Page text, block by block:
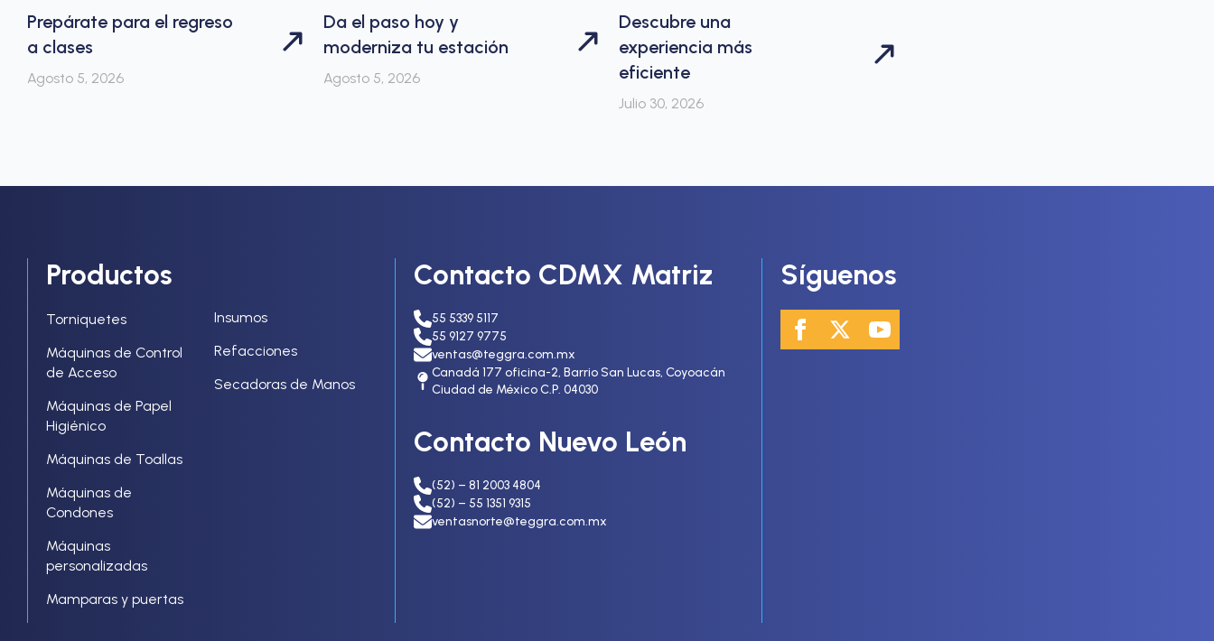
Prepárate para el regreso
a clases
Agosto 5, 2026
Da el paso hoy y
moderniza tu estación
Agosto 5, 2026
Descubre una
experiencia más
eficiente
Julio 30, 2026
Productos
Torniquetes
Máquinas de Control
de Acceso
Máquinas de Papel
Higiénico
Máquinas de Toallas
Máquinas de
Condones
Máquinas
personalizadas
Mamparas y puertas
Insumos
Refacciones
Secadoras de Manos
Contacto CDMX Matriz
55 5339 5117
55 9127 9775
ventas@teggra.com.mx
Canadá 177 oficina-2, Barrio San Lucas, Coyoacán
Ciudad de México C.P. 04030
Contacto Nuevo León
(52) – 81 2003 4804
(52) – 55 1351 9315
ventasnorte@teggra.com.mx
Síguenos